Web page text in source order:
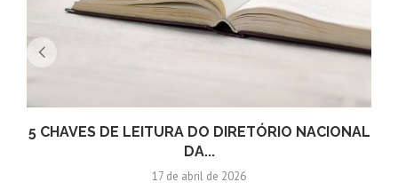
5 CHAVES DE LEITURA DO DIRETÓRIO NACIONAL
DA...
17 de abril de 2026